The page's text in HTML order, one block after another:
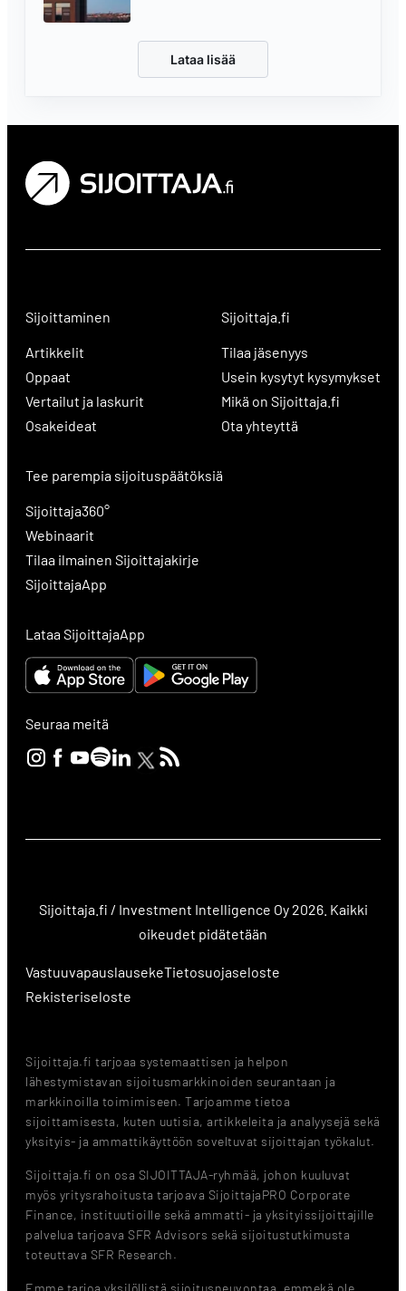
Lataa lisää
Sijoittaminen
Artikkelit
Oppaat
Vertailut ja laskurit
Osakeideat
Sijoittaja.fi
Tilaa jäsenyys
Usein kysytyt kysymykset
Mikä on Sijoittaja.fi
Ota yhteyttä
Tee parempia sijoituspäätöksiä
Sijoittaja360°
Webinaarit
Tilaa ilmainen Sijoittajakirje
SijoittajaApp
Lataa SijoittajaApp
Seuraa meitä
Sijoittaja.fi / Investment Intelligence Oy 2026. Kaikki
oikeudet pidätetään
VastuuvapauslausekeTietosuojaseloste
Rekisteriseloste
Sijoittaja.fi tarjoaa systemaattisen ja helpon
lähestymistavan sijoitusmarkkinoiden seurantaan ja
markkinoilla toimimiseen. Tarjoamme tietoa
sijoittamisesta, kuten uutisia, artikkeleita ja analyysejä sekä
yksityis- ja ammattikäyttöön soveltuvat sijoittajan työkalut.
Sijoittaja.fi on osa SIJOITTAJA-ryhmää, johon kuuluvat
myös yritysrahoitusta tarjoava SijoittajaPRO Corporate
Finance, instituutioille sekä ammatti- ja yksityissijoittajille
palvelua tarjoava SFR Advisors sekä sijoitustutkimusta
toteuttava SFR Research.